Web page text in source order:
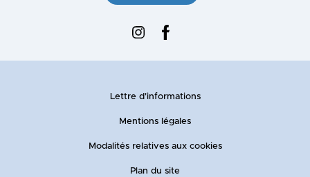
Instagram : Ville d'Ennevelin
Facebook : Ville d'Ennevelin
Lettre d'informations
Mentions légales
Modalités relatives aux cookies
Plan du site